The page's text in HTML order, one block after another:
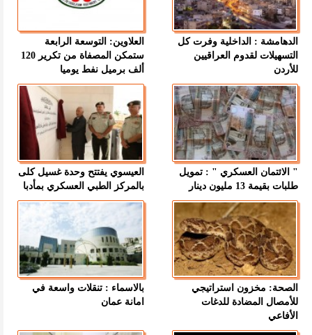
الدهامشة : الداخلية وفرت كل
التسهيلات لقدوم العراقيين
للأردن
العلاوين: التوسعة الرابعة
ستمكن المصفاة من تكرير 120
ألف برميل نفط يوميا
" الائتمان العسكري " : تمويل
طلبات بقيمة 13 مليون دينار
العيسوي يفتتح وحدة غسيل كلى
بالمركز الطبي العسكري بمأدبا
الصحة: مخزون استراتيجي
للأمصال المضادة للدغات
الأفاعي
بالاسماء : تنقلات واسعة في
امانة عمان